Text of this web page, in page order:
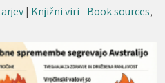
| Knjižni viri - Book sources,